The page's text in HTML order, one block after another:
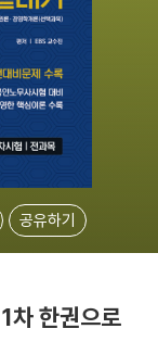
공유하기
차 한권으로